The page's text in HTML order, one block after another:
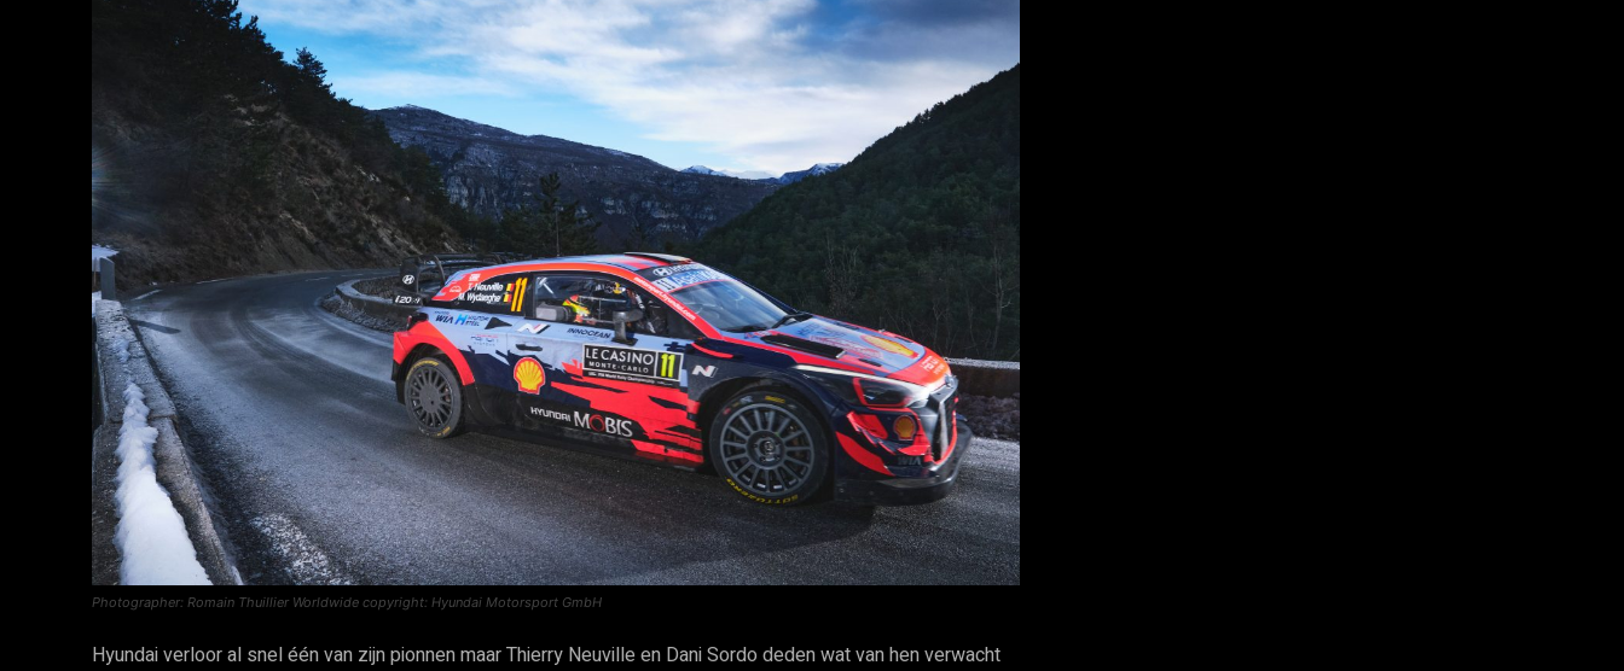
Photographer: Romain Thuillier Worldwide copyright: Hyundai Motorsport GmbH
Hyundai verloor al snel één van zijn pionnen maar Thierry Neuville en Dani Sordo deden wat van hen verwacht